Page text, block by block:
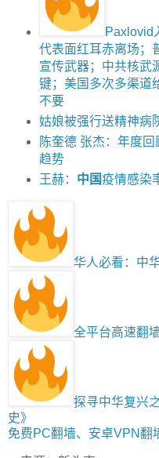
Paxlovid
代表面红耳赤离场；
宣传武器；中共核武
键；美国多次多渠道
不要
姑娘被强行送精神病
陈奎德 张杰：年度回
趋势
王赫： 中国疫情感染
华人必看：中
全平台高速翻
探寻中华复兴
史》
免费PC翻墙、安卓VPN翻